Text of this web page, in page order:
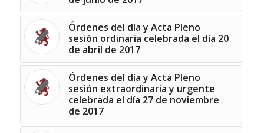
Órdenes del día y Acta Pleno
sesión ordinaria celebrada el día 20
de abril de 2017
Órdenes del día y Acta Pleno
sesión extraordinaria y urgente
celebrada el día 27 de noviembre
de 2017